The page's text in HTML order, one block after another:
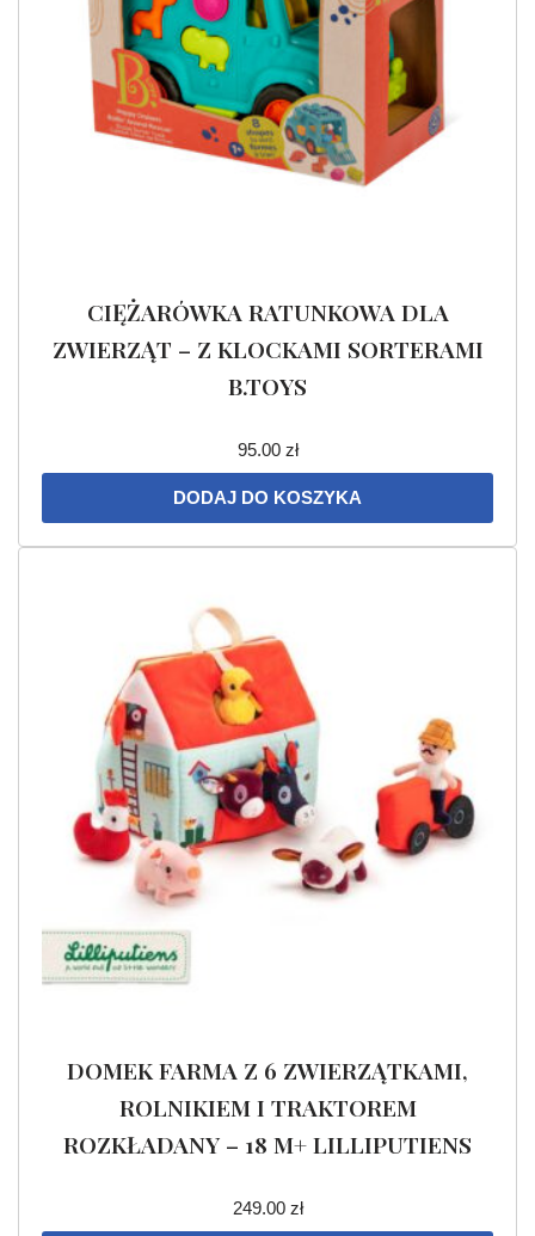
CIĘŻARÓWKA RATUNKOWA DLA
ZWIERZĄT – Z KLOCKAMI SORTERAMI
B.TOYS
95.00 zł
DODAJ DO KOSZYKA
DOMEK FARMA Z 6 ZWIERZĄTKAMI,
ROLNIKIEM I TRAKTOREM
ROZKŁADANY – 18 M+ LILLIPUTIENS
249.00 zł